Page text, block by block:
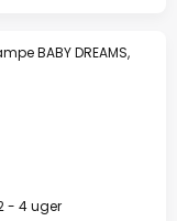
BABY DREAMS,
- 4 uger